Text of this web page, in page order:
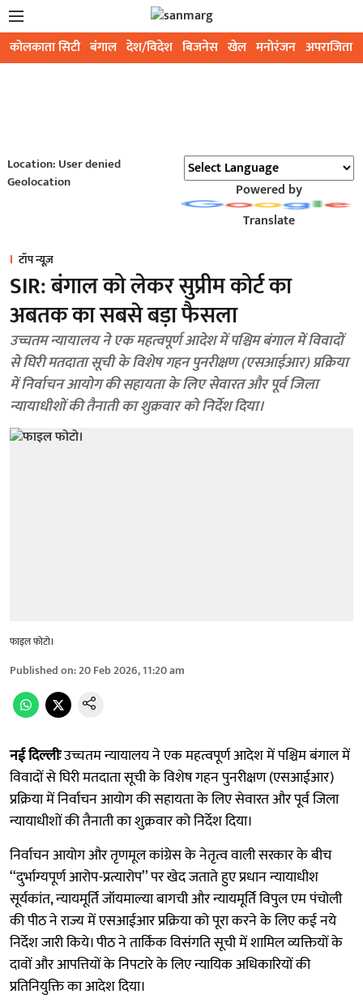
कोलकाता सिटी बंगाल देश/विदेश बिजनेस खेल मनोरंजन अपराजिता
Location: User denied
Geolocation
Powered by
Translate
टॉप न्यूज़
SIR: बंगाल को लेकर सुप्रीम कोर्ट का
अबतक का सबसे बड़ा फैसला
उच्चतम न्यायालय ने एक महत्वपूर्ण आदेश में पश्चिम बंगाल में विवादों
से घिरी मतदाता सूची के विशेष गहन पुनरीक्षण (एसआईआर) प्रक्रिया
में निर्वाचन आयोग की सहायता के लिए सेवारत और पूर्व जिला
न्यायाधीशों की तैनाती का शुक्रवार को निर्देश दिया।
फाइल फोटो।
Published on:20 Feb 2026, 11:20 am
नई दिल्लीःउच्चतम न्यायालय ने एक महत्वपूर्ण आदेश में पश्चिम बंगाल में
विवादों से घिरी मतदाता सूची के विशेष गहन पुनरीक्षण (एसआईआर)
प्रक्रिया में निर्वाचन आयोग की सहायता के लिए सेवारत और पूर्व जिला
न्यायाधीशों की तैनाती का शुक्रवार को निर्देश दिया।
निर्वाचन आयोग और तृणमूल कांग्रेस के नेतृत्व वाली सरकार के बीच
‘‘दुर्भाग्यपूर्ण आरोप-प्रत्यारोप’’ पर खेद जताते हुए प्रधान न्यायाधीश
सूर्यकांत, न्यायमूर्ति जॉयमाल्या बागची और न्यायमूर्ति विपुल एम पंचोली
की पीठ ने राज्य में एसआईआर प्रक्रिया को पूरा करने के लिए कई नये
निर्देश जारी किये। पीठ ने तार्किक विसंगति सूची में शामिल व्यक्तियों के
दावों और आपत्तियों के निपटारे के लिए न्यायिक अधिकारियों की
प्रतिनियुक्ति का आदेश दिया।